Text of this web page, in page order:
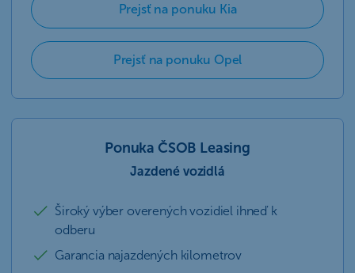
Prejsť na ponuku Kia
Prejsť na ponuku Opel
Ponuka ČSOB Leasing
Jazdené vozidlá
Široký výber overených vozidiel ihneď k
odberu
Garancia najazdených kilometrov